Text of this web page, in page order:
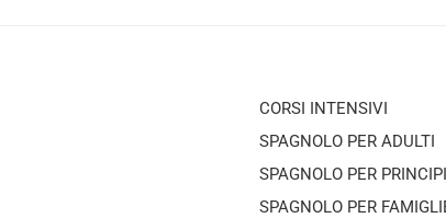
CORSI INTENSIVI
SPAGNOLO PER ADULTI
SPAGNOLO PER
SPAGNOLO PER